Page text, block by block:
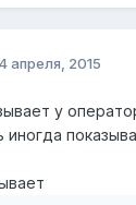
апреля, 2015
у
иногда